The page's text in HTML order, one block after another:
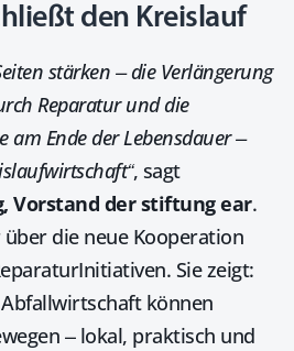
den Kreislauf
stärken – die Verlängerung
Reparatur und die
am Ende der Lebensdauer –
, sagt
Vorstand der stiftung ear.
die neue Kooperation
Sie zeigt:
können
– lokal, praktisch und